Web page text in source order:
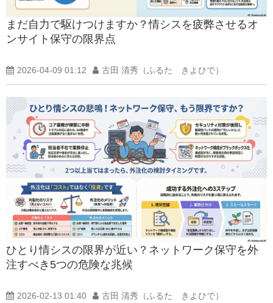
まだ自力で駆けつけますか？情シスを疲弊させるオ
ンサイト保守の限界点
2026-04-09 01:12 古田 清秀（ふるた きよひで）
ひとり情シスの限界が近い？ネットワーク保守を外
注すべき5つの危険な兆候
2026-02-13 01:40 古田 清秀（ふるた きよひで）